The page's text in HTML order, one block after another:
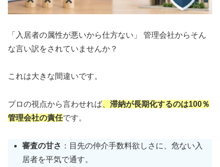
「入居者の属性が悪いから仕方ない」 管理会社からそん
な言い訳をされていませんか？
これは大きな間違いです。
プロの視点から言わせれば
滞納が長期化するのは100％
管理会社の責任です。
審査の甘さ ：目先の仲介手数料欲しさに、危ない入
居者を平気で通す。